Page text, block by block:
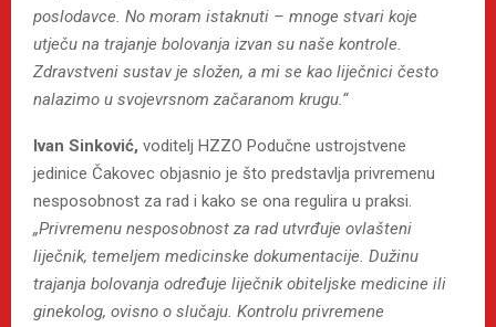
poslodavce. No moram istaknuti – mnoge stvari koje
utječu na trajanje bolovanja izvan su naše kontrole.
Zdravstveni sustav je složen, a mi se kao liječnici često
nalazimo u svojevrsnom začaranom krugu.“
Ivan Sinković, voditelj HZZO Podučne ustrojstvene
jedinice Čakovec objasnio je što predstavlja privremenu
nesposobnost za rad i kako se ona regulira u praksi.
„Privremenu nesposobnost za rad utvrđuje ovlašteni
liječnik, temeljem medicinske dokumentacije. Dužinu
trajanja bolovanja određuje liječnik obiteljske medicine ili
ginekolog, ovisno o slučaju. Kontrolu privremene